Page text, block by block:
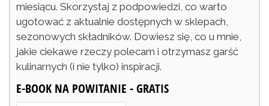
miesiącu. Skorzystaj z podpowiedzi, co warto
ugotować z aktualnie dostępnych w sklepach,
sezonowych składników. Dowiesz się, co u mnie,
jakie ciekawe rzeczy polecam i otrzymasz garść
kulinarnych (i nie tylko) inspiracji.
E-BOOK NA POWITANIE - GRATIS